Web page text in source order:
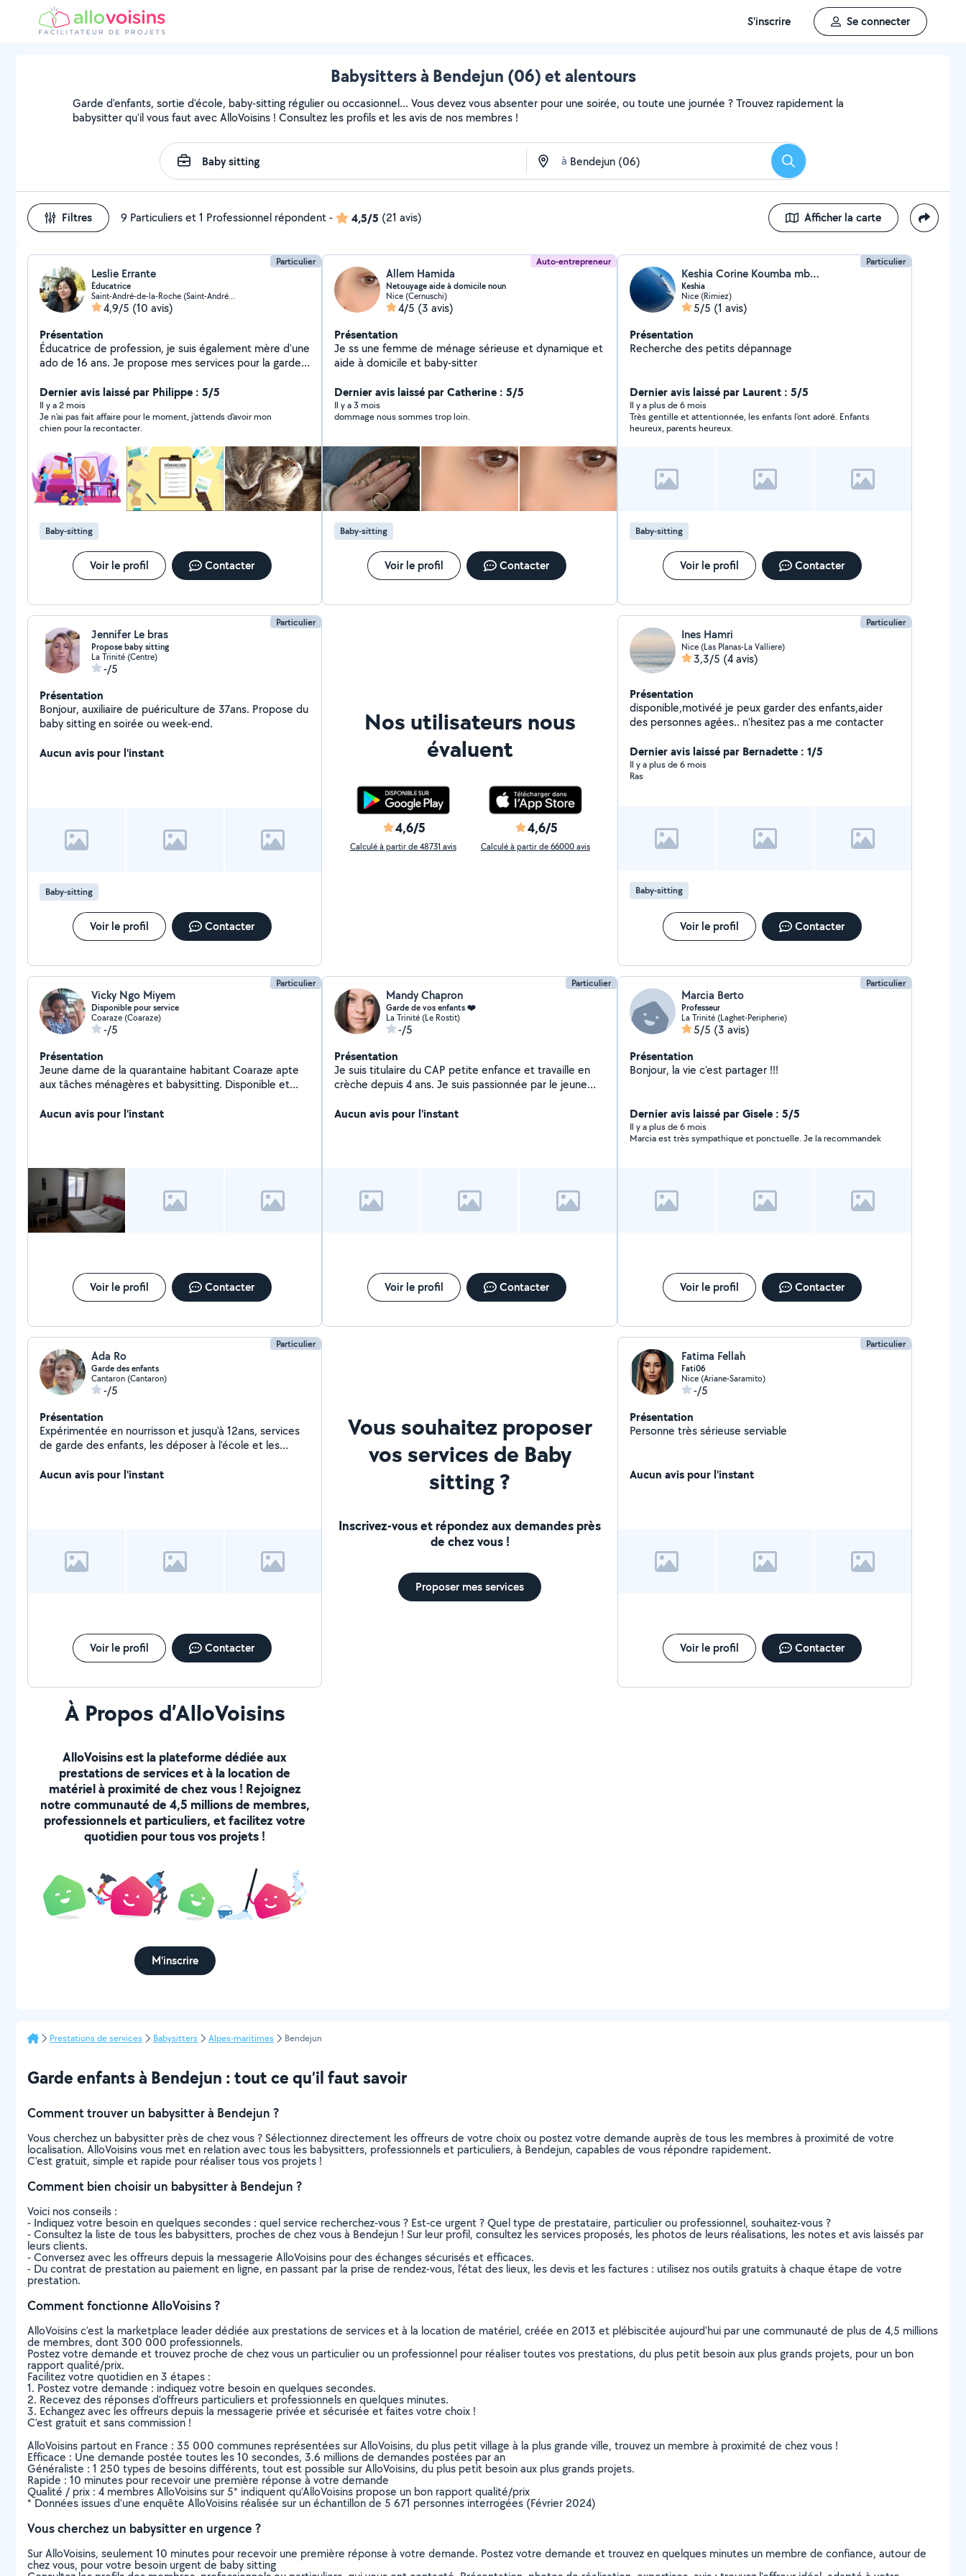
S'inscrire Se connecter
Babysitters à Bendejun (06) et alentours
Garde d'enfants, sortie d'école, baby-sitting régulier ou occasionnel... Vous devez vous absenter pour une soirée, ou toute une journée ? Trouvez rapidement la
babysitter qu'il vous faut avec AlloVoisins ! Consultez les profils et les avis de nos membres !
à Rechercher
Filtres 9 Particuliers et 1 Professionnel répondent- 4,5/5 (21 avis) Afficher la carte
Particulier
Leslie Errante
Éducatrice
Saint-André-de-la-Roche (Saint-André-de-la-Roche)
4,9/5 (10 avis)
Présentation
Éducatrice de profession, je suis également mère d'une
ado de 16 ans. Je propose mes services pour la garde
également de m'occuper de vos animaux lors de vos
absences, visites et promenades.
Dernier avis laissé par Philippe : 5/5
Il y a 2 mois
Je n'ai pas fait affaire pour le moment, j'attends d'avoir mon
chien pour la recontacter.
Baby-sitting
Voir le profil Contacter
Auto-entrepreneur
Allem Hamida
Netouyage aide à domicile noun
Nice (Cernuschi)
4/5 (3 avis)
Présentation
Je ss une femme de ménage sérieuse et dynamique et
aide à domicile et baby-sitter
Dernier avis laissé par Catherine : 5/5
Il y a 3 mois
dommage nous sommes trop loin.
Baby-sitting
Voir le profil Contacter
Particulier
Keshia Corine Koumba mboula
Keshia
Nice (Rimiez)
5/5 (1 avis)
Présentation
Recherche des petits dépannage
Dernier avis laissé par Laurent : 5/5
Il y a plus de 6 mois
Très gentille et attentionnée, les enfants l’ont adoré. Enfants
heureux, parents heureux.
Baby-sitting
Voir le profil Contacter
Particulier
Jennifer Le bras
Propose baby sitting
La Trinité (Centre)
-/5
Présentation
Bonjour, auxiliaire de puériculture de 37ans. Propose du
baby sitting en soirée ou week-end.
Aucun avis pour l'instant
Baby-sitting
Voir le profil Contacter
Nos utilisateurs nous
évaluent
4,6/5
Calculé à partir de 48731 avis
4,6/5
Calculé à partir de 66000 avis
Particulier
Ines Hamri
Nice (Las Planas-La Valliere)
3,3/5 (4 avis)
Présentation
disponible,motivéé je peux garder des enfants,aider
des personnes agées.. n'hesitez pas a me contacter
Dernier avis laissé par Bernadette : 1/5
Il y a plus de 6 mois
Ras
Baby-sitting
Voir le profil Contacter
Particulier
Vicky Ngo Miyem
Disponible pour service
Coaraze (Coaraze)
-/5
Présentation
Jeune dame de la quarantaine habitant Coaraze apte
aux tâches ménagères et babysitting. Disponible et
Aucun avis pour l'instant
Voir le profil Contacter
Particulier
Mandy Chapron
Garde de vos enfants ❤️
La Trinité (Le Rostit)
-/5
Présentation
Je suis titulaire du CAP petite enfance et travaille en
crèche depuis 4 ans. Je suis passionnée par le jeune
accompagner dans leur développement ! Je propose
Aucun avis pour l'instant
Voir le profil Contacter
Particulier
Marcia Berto
Professeur
La Trinité (Laghet-Peripherie)
5/5 (3 avis)
Présentation
Bonjour, la vie c'est partager !!!
Dernier avis laissé par Gisele : 5/5
Il y a plus de 6 mois
Marcia est très sympathique et ponctuelle. Je la recommandek
Voir le profil Contacter
Particulier
Ada Ro
Garde des enfants
Cantaron (Cantaron)
-/5
Présentation
Expérimentée en nourrisson et jusqu'à 12ans, services
de garde des enfants, les déposer à l'école et les
accompagne également a personnes en situation
Aucun avis pour l'instant
Voir le profil Contacter
Vous souhaitez proposer
vos services de Baby
sitting ?
Inscrivez-vous et répondez aux demandes près
de chez vous !
Proposer mes services
Particulier
Fatima Fellah
Fati06
Nice (Ariane-Saramito)
-/5
Présentation
Personne très sérieuse serviable
Aucun avis pour l'instant
Voir le profil Contacter
À Propos d’AlloVoisins
AlloVoisins est la plateforme dédiée aux
prestations de services et à la location de
matériel à proximité de chez vous ! Rejoignez
notre communauté de 4,5 millions de membres,
professionnels et particuliers, et facilitez votre
quotidien pour tous vos projets !
M'inscrire
Prestations de services Babysitters Alpes-maritimes Bendejun
Garde enfants à Bendejun : tout ce qu’il faut savoir
Comment trouver un babysitter à Bendejun ?
Vous cherchez un babysitter près de chez vous ? Sélectionnez directement les offreurs de votre choix ou postez votre demande auprès de tous les membres à proximité de votre
localisation. AlloVoisins vous met en relation avec tous les babysitters, professionnels et particuliers, à Bendejun, capables de vous répondre rapidement.
C’est gratuit, simple et rapide pour réaliser tous vos projets !
Comment bien choisir un babysitter à Bendejun ?
Voici nos conseils :
- Indiquez votre besoin en quelques secondes : quel service recherchez-vous ? Est-ce urgent ? Quel type de prestataire, particulier ou professionnel, souhaitez-vous ?
- Consultez la liste de tous les babysitters, proches de chez vous à Bendejun ! Sur leur profil, consultez les services proposés, les photos de leurs réalisations, les notes et avis laissés par
leurs clients.
- Conversez avec les offreurs depuis la messagerie AlloVoisins pour des échanges sécurisés et efficaces.
- Du contrat de prestation au paiement en ligne, en passant par la prise de rendez-vous, l’état des lieux, les devis et les factures : utilisez nos outils gratuits à chaque étape de votre
prestation.
Comment fonctionne AlloVoisins ?
AlloVoisins c’est la marketplace leader dédiée aux prestations de services et à la location de matériel, créée en 2013 et plébiscitée aujourd’hui par une communauté de plus de 4,5 millions
de membres, dont 300 000 professionnels.
Postez votre demande et trouvez proche de chez vous un particulier ou un professionnel pour réaliser toutes vos prestations, du plus petit besoin aux plus grands projets, pour un bon
rapport qualité/prix.
Facilitez votre quotidien en 3 étapes :
1. Postez votre demande : indiquez votre besoin en quelques secondes.
2. Recevez des réponses d’offreurs particuliers et professionnels en quelques minutes.
3. Echangez avec les offreurs depuis la messagerie privée et sécurisée et faites votre choix !
C’est gratuit et sans commission !
AlloVoisins partout en France : 35 000 communes représentées sur AlloVoisins, du plus petit village à la plus grande ville, trouvez un membre à proximité de chez vous !
Efficace : Une demande postée toutes les 10 secondes, 3.6 millions de demandes postées par an
Généraliste : 1 250 types de besoins différents, tout est possible sur AlloVoisins, du plus petit besoin aux plus grands projets.
Rapide : 10 minutes pour recevoir une première réponse à votre demande
Qualité / prix : 4 membres AlloVoisins sur 5* indiquent qu’AlloVoisins propose un bon rapport qualité/prix
* Données issues d’une enquête AlloVoisins réalisée sur un échantillon de 5 671 personnes interrogées (Février 2024)
Vous cherchez un babysitter en urgence ?
Sur AlloVoisins, seulement 10 minutes pour recevoir une première réponse à votre demande. Postez votre demande et trouvez en quelques minutes un membre de confiance, autour de
chez vous, pour votre besoin urgent de baby sitting